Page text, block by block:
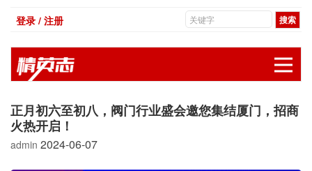
登录 / 注册
正月初六至初八，阀门行业盛会邀您集结厦门，招商
火热开启！
admin 2024-06-07